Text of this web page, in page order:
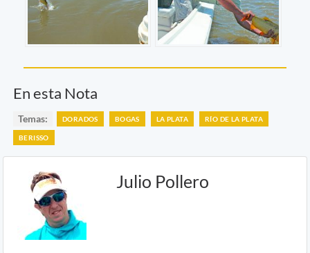
En esta Nota
Temas: DORADOS BOGAS LA PLATA RÍO DE LA PLATA
BERISSO
Julio Pollero